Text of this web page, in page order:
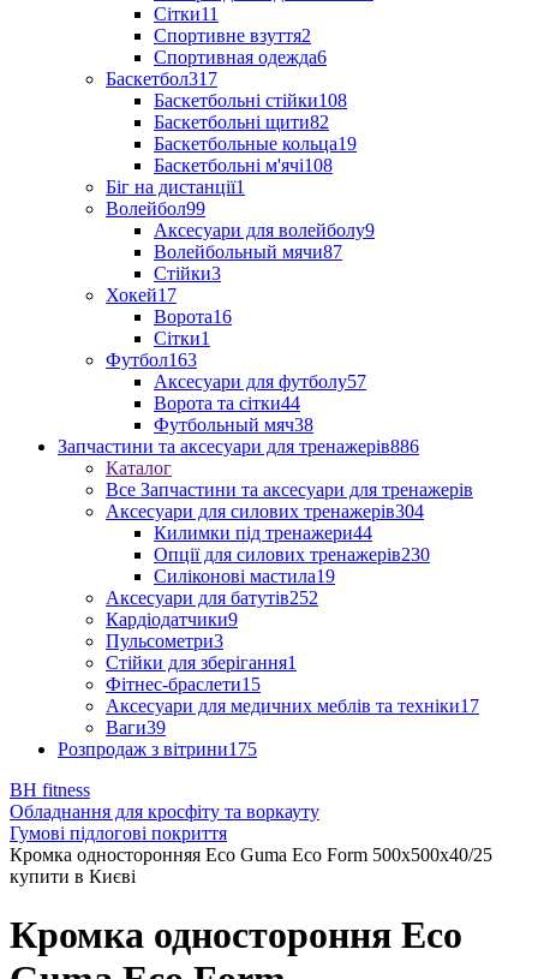
Сітки11
Спортивне взуття2
Спортивная одежда6
Баскетбол317
Баскетбольні стійки108
Баскетбольні щити82
Баскетбольные кольца19
Баскетбольні м'ячі108
Біг на дистанції1
Волейбол99
Аксесуари для волейболу9
Волейбольный мячи87
Стійки3
Хокей17
Ворота16
Сітки1
Футбол163
Аксесуари для футболу57
Ворота та сітки44
Футбольный мяч38
Запчастини та аксесуари для тренажерів886
Каталог
Все Запчастини та аксесуари для тренажерів
Аксесуари для силових тренажерів304
Килимки під тренажери44
Опції для силових тренажерів230
Силіконові мастила19
Аксесуари для батутів252
Кардіодатчики9
Пульсометри3
Стійки для зберігання1
Фітнес-браслети15
Аксесуари для медичних меблів та техніки17
Ваги39
Розпродаж з вітрини175
BH fitness
Обладнання для кросфіту та воркауту
Гумові підлогові покриття
Кромка односторонняя Eco Guma Eco Form 500х500х40/25
купити в Києві
Кромка одностороння Eco